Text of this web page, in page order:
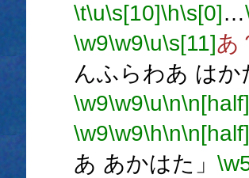
\t\u\s[10]\h\s[0]…
\w9\w9\u\s[11]あ
んふらわあ はか
\w9\w9\u\n\n[half]
\w9\w9\h\n\n[half]
あ あかはた」